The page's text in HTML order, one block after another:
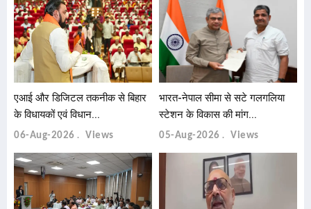
एआई और डिजिटल तकनीक से बिहार
के विधायकों एवं विधान...
06-Aug-2026 Views
भारत-नेपाल सीमा से सटे गलगलिया
स्टेशन के विकास की मांग...
05-Aug-2026 Views